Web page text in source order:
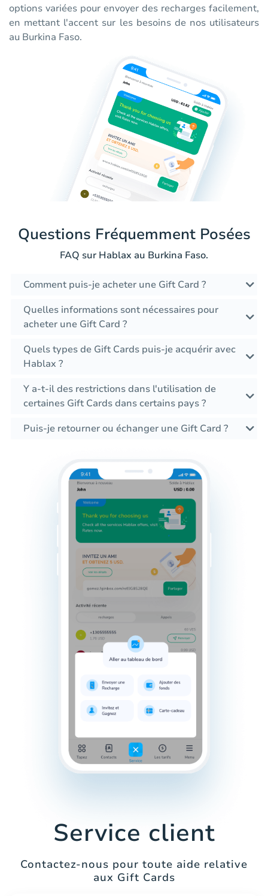
options variées pour envoyer des recharges facilement,
en mettant l'accent sur les besoins de nos utilisateurs
au Burkina Faso.
Questions Fréquemment Posées
FAQ sur Hablax au Burkina Faso.
Comment puis-je acheter une Gift Card ?
Quelles informations sont nécessaires pour
acheter une Gift Card ?
Quels types de Gift Cards puis-je acquérir avec
Hablax ?
Y a-t-il des restrictions dans l'utilisation de
certaines Gift Cards dans certains pays ?
Puis-je retourner ou échanger une Gift Card ?
Service client
Contactez-nous pour toute aide relative
aux Gift Cards